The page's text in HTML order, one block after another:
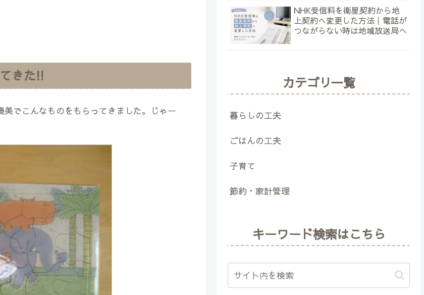
きた!!
でこんなものをもらってきました。じゃー
NHK受信料を衛星契約から地
上契約へ変更した方法｜電話が
つながらない時は地域放送局へ
カテゴリ一覧
暮らしの工夫
ごはんの工夫
子育て
節約・家計管理
キーワード検索はこちら